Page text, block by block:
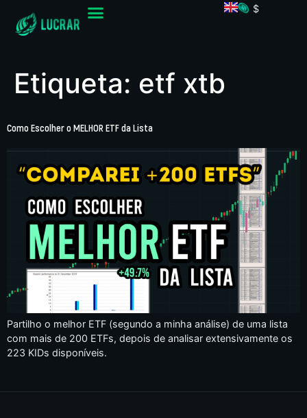
$
Etiqueta: etf xtb
Como Escolher o MELHOR ETF da Lista
Partilho o melhor ETF (segundo a minha análise) de uma lista
com mais de 200 ETFs, depois de analisar extensivamente os
223 KIDs disponíveis.